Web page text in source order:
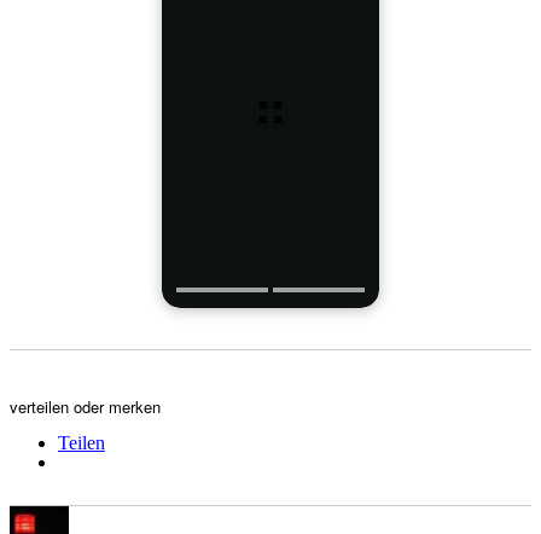
verteilen oder merken
Teilen